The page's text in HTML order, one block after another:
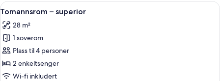
Åpne
alle
bildene
av
Tomannsrom
–
superior
Tomannsrom – superior |
7
Tomannsrom – superior
28 m²
1 soverom
Plass til 4 personer
2 enkeltsenger
Wi-fi inkludert